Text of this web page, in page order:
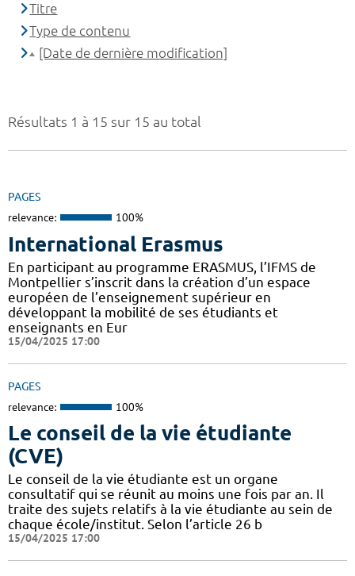
Résultats 1 à 15 sur 15 au total
PAGES
relevance: 100%
International Erasmus
En participant au programme ERASMUS, l’IFMS de
Montpellier s’inscrit dans la création d’un espace
européen de l’enseignement supérieur en
développant la mobilité de ses étudiants et
enseignants en Eur
15/04/2025 17:00
PAGES
relevance: 100%
Le conseil de la vie étudiante
(CVE)
Le conseil de la vie étudiante est un organe
consultatif qui se réunit au moins une fois par an. Il
traite des sujets relatifs à la vie étudiante au sein de
chaque école/institut. Selon l’article 26 b
15/04/2025 17:00
Titre
Type de contenu
[Date de dernière modification]